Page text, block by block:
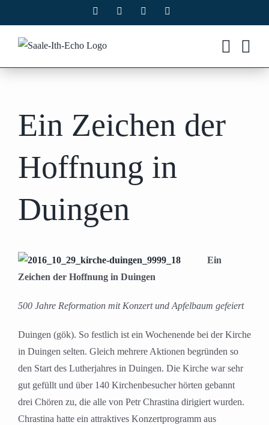
Inhalt
springen
Facebook Instagram
Ein Zeichen der
Hoffnung in
Duingen
Ein
Zeichen der Hoffnung in Duingen
500 Jahre Reformation mit Konzert und Apfelbaum gefeiert
Duingen (gök). So festlich ist ein Wochenende bei der Kirche
in Duingen selten. Gleich mehrere Aktionen begründen so
den Start des Lutherjahres in Duingen. Die Kirche war sehr
gut gefüllt und über 140 Kirchenbesucher hörten gebannt
drei Chören zu, die alle von Petr Chrastina dirigiert wurden.
Chrastina hatte ein attraktives Konzertprogramm aus